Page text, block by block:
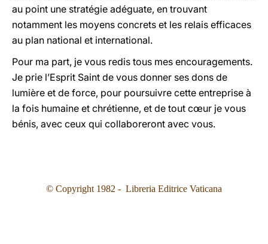
au point une stratégie adéguate, en trouvant
notamment les moyens concrets et les relais efficaces
au plan national et international.
Pour ma part, je vous redis tous mes encouragements.
Je prie l’Esprit Saint de vous donner ses dons de
lumière et de force, pour poursuivre cette entreprise à
la fois humaine et chrétienne, et de tout cœur je vous
bénis, avec ceux qui collaboreront avec vous.
© Copyright 1982 - Libreria Editrice Vaticana